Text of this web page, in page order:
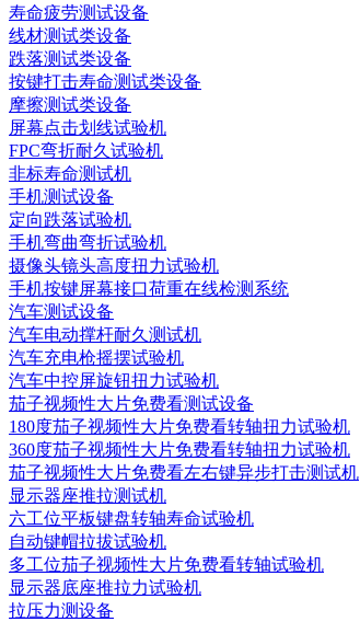
寿命疲劳测试设备
线材测试类设备
跌落测试类设备
按键打击寿命测试类设备
摩擦测试类设备
屏幕点击划线试验机
FPC弯折耐久试验机
非标寿命测试机
手机测试设备
定向跌落试验机
手机弯曲弯折试验机
摄像头镜头高度扭力试验机
手机按键屏幕接口荷重在线检测系统
汽车测试设备
汽车电动撑杆耐久测试机
汽车充电枪摇摆试验机
汽车中控屏旋钮扭力试验机
茄子视频性大片免费看测试设备
180度茄子视频性大片免费看转轴扭力试验机
360度茄子视频性大片免费看转轴扭力试验机
茄子视频性大片免费看左右键异步打击测试机
显示器座推拉测试机
六工位平板键盘转轴寿命试验机
自动键帽拉拔试验机
多工位茄子视频性大片免费看转轴试验机
显示器底座推拉力试验机
拉压力测设备